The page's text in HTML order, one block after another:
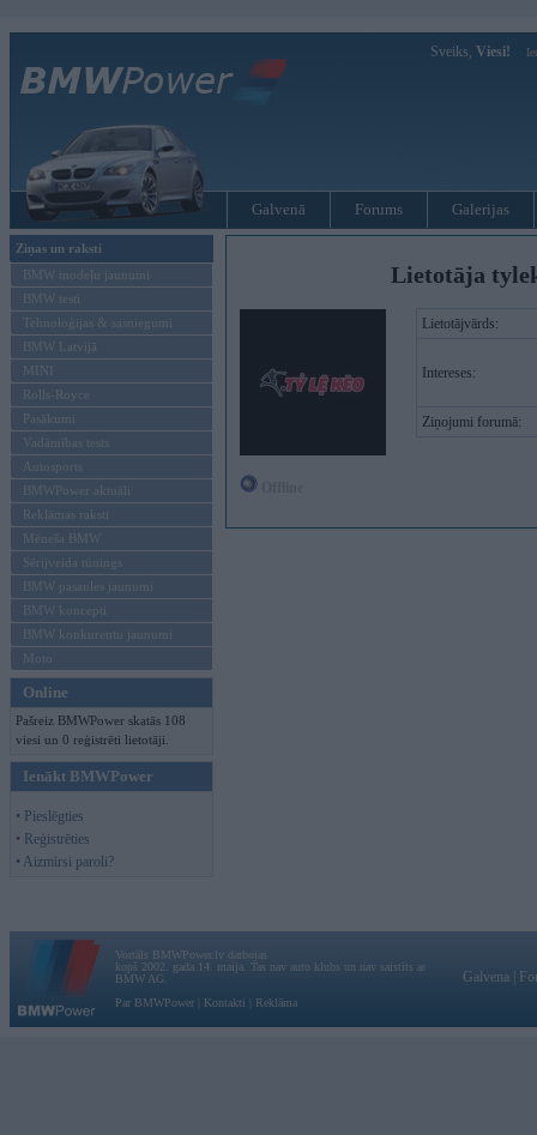
Sveiks, Viesi!
Galvenā Forums Galerijas
Ziņas un raksti
BMW modeļu jaunumi
BMW testi
Tehnoloģijas & sasniegumi
BMW Latvijā
MINI
Rolls-Royce
Pasākumi
Vadāmības tests
Autosports
BMWPower aktuāli
Reklāmas raksti
Mēneša BMW
Sērijveida tūnings
BMW pasaules jaunumi
BMW koncepti
BMW konkurentu jaunumi
Moto
Online
Pašreiz BMWPower skatās 108
viesi un 0 reģistrēti lietotāji.
Ienākt BMWPower
• Pieslēgties
• Reģistrēties
• Aizmirsi paroli?
Lietotāja
Lietotājvārds:
Intereses:
Ziņojumi forumā:
Vortāls BMWPower.lv darbojas
kopš 2002. gada 14. maija. Tas nav auto klubs un nav saistīts ar
BMW AG.
Par BMWPower
Kontakti Reklāma
Galvena